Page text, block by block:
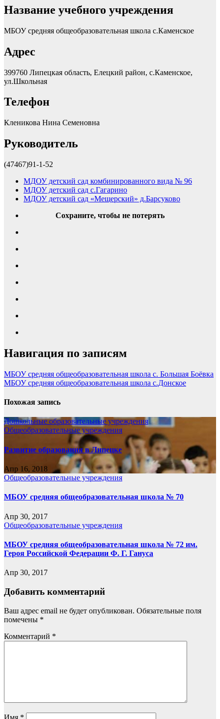
Название учебного учреждения
МБОУ средняя общеобразовательная школа с.Каменское
Адрес
399760 Липецкая область, Елецкий район, с.Каменское,
ул.Школьная
Телефон
Кленикова Нина Семеновна
Руководитель
(47467)91-1-52
МДОУ детский сад комбинированного вида № 96
МДОУ детский сад с.Гагарино
МДОУ детский сад «Мещерский» д.Барсуково
Сохраните, чтобы не потерять
Навигация по записям
МБОУ средняя общеобразовательная школа с. Большая Боёвка
МБОУ средняя общеобразовательная школа с.Донское
Похожая запись
Дошкольные образовательные учреждения
Общеобразовательные учреждения
Развитие образования в Липецке
Апр 16, 2018
Общеобразовательные учреждения
МБОУ средняя общеобразовательная школа № 70
Апр 30, 2017
Общеобразовательные учреждения
МБОУ средняя общеобразовательная школа № 72 им.
Героя Российской Федерации Ф. Г. Гануса
Апр 30, 2017
Добавить комментарий
Ваш адрес email не будет опубликован. Обязательные поля
помечены *
Комментарий *
Имя *